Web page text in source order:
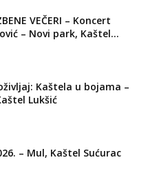
VEČERI – Koncert
– Novi park, Kaštel...
Kaštela u bojama –
Lukšić
– Mul, Kaštel Sućurac